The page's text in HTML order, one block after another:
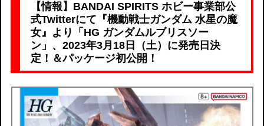
【情報】BANDAI SPIRITS ホビー事業部公
式Twitterにて『機動戦士ガンダム 水星の魔
女』より「HG ガンダムルブリスソー
ン」、2023年3月18日（土）に発売日決
定！＆パッケージ初公開！